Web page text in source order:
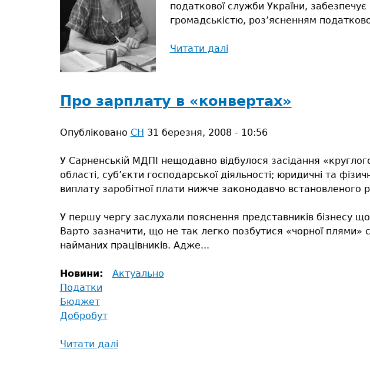
податкової служби України,
громадськістю, роз’ясненням
Читати далі
Державної
служби
Сарненська
МДПІ
–
в
області
Про зарплату в «конвертах»
Опубліковано СН 31 березня, 2008 - 10:56
У Сарненській МДПІ нещодавно відбулося засідання
області, суб’єкти господарської діяльності; юридичні та
виплату заробітної плати нижче законодавчо встановленого
У першу чергу заслухали пояснення представників бізнесу
Варто зазначити, що не так легко позбутися «чорної плями»
найманих працівників. Адже...
Новини:
Актуально
Податки
Бюджет
Добробут
Читати далі